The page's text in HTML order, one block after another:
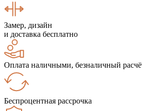
Замер, дизайн
и доставка бесплатно
Оплата наличными, безналичный
Беспроцентная рассрочка